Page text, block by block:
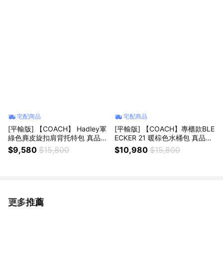
宅配商品
[平輸版] 【COACH】 Hadley軍
綠色麂皮旋扣肩背托特包 真品平
輸
$9,580 $15,800
宅配商品
[平輸版] 【COACH】專櫃款BLE
ECKER 21 暖棕色水桶包 真品平
輸
$10,980 $15,800
更多推薦
看更多